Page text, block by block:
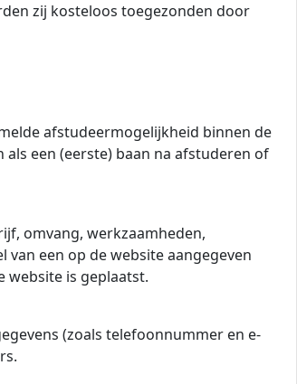
zij kosteloos toegezonden door
afstudeermogelijkheid binnen de
een (eerste) baan na afstuderen of
omvang, werkzaamheden,
van een op de website aangegeven
is geplaatst.
(zoals telefoonnummer en e-